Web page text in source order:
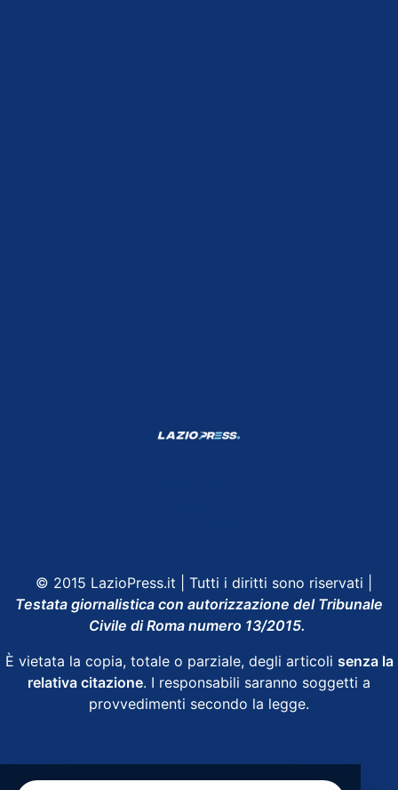
© 2015 LazioPress.it | Tutti i diritti sono riservati |
Testata giornalistica con autorizzazione del Tribunale
Civile di Roma numero 13/2015.
È vietata la copia, totale o parziale, degli articoli senza la
relativa citazione. I responsabili saranno soggetti a
provvedimenti secondo la legge.